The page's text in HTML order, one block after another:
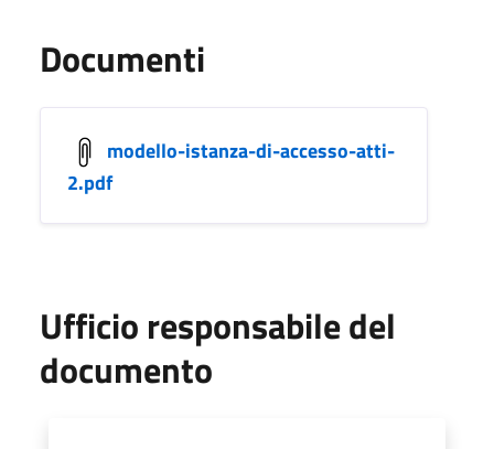
Documenti
modello-istanza-di-accesso-atti-
2.pdf
Ufficio responsabile del
documento